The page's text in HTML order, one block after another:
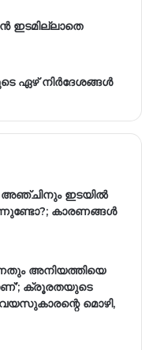
ഇടമില്ലാതെ
ഏഴ് നിര്‍ദേശങ്ങള്‍
അഞ്ചിനും ഇടയിൽ
കാരണങ്ങള്‍
അനിയത്തിയെ
ക്രൂരതയുടെ
മൊഴി,